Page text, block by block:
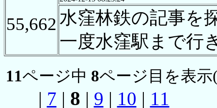
55,662水窪林鉄の記事を
一度水窪駅まで行
11ページ中 8ページ目を表示
| 7 | 8 | 9 | 10 | 11